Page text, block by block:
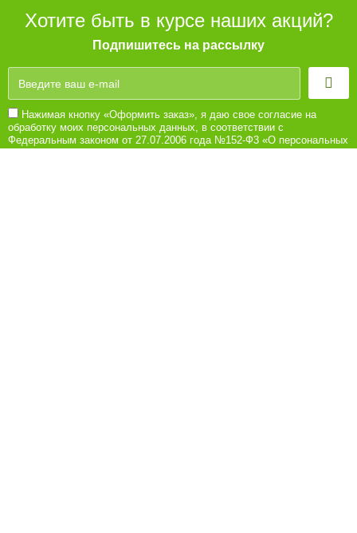
Хотите быть в курсе наших акций?
Подпишитесь на рассылку
Нажимая кнопку «Оформить заказ», я даю свое согласие на
обработку моих персональных данных, в соответствии с
Федеральным законом от 27.07.2006 года №152-Ф3 «О персональных